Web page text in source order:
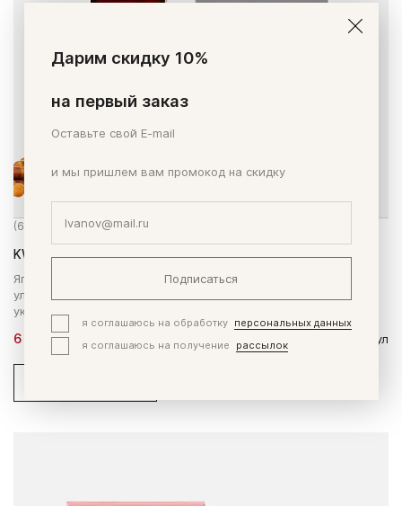
(62 заказа)
KWC Мэнс Чойс Актив
Японский БАД для мужчин на основе маки перуанской. Для
улучшения интимной жизни, повышения фертильности,
укрепления тонуса и физической формы.<br>
6 400 ₽ 180 капсул
Дарим скидку 10%
на первый заказ
Оставьте свой E-mail
и мы пришлем вам промокод на скидку
Подписаться
я соглашаюсь на обработку
персональных данных
я соглашаюсь на получение
рассылок